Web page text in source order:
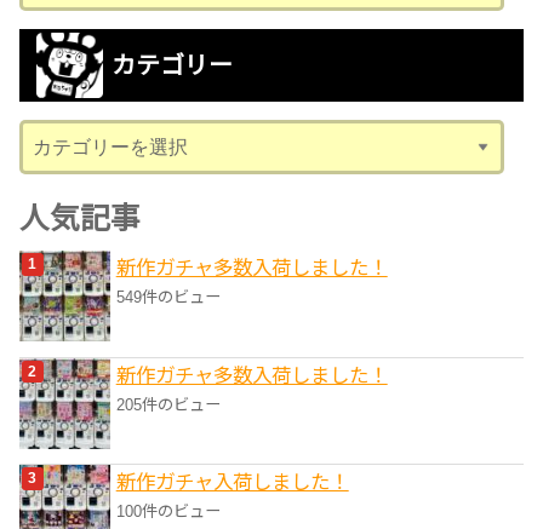
ー
カ
ブ
カテゴリー
テ
ゴ
リ
ー
人気記事
新作ガチャ多数入荷しました！
549件のビュー
新作ガチャ多数入荷しました！
205件のビュー
新作ガチャ入荷しました！
100件のビュー